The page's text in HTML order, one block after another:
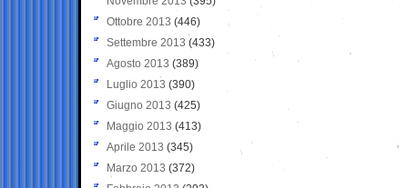
Ottobre 2013 (446)
Settembre 2013 (433)
Agosto 2013 (389)
Luglio 2013 (390)
Giugno 2013 (425)
Maggio 2013 (413)
Aprile 2013 (345)
Marzo 2013 (372)